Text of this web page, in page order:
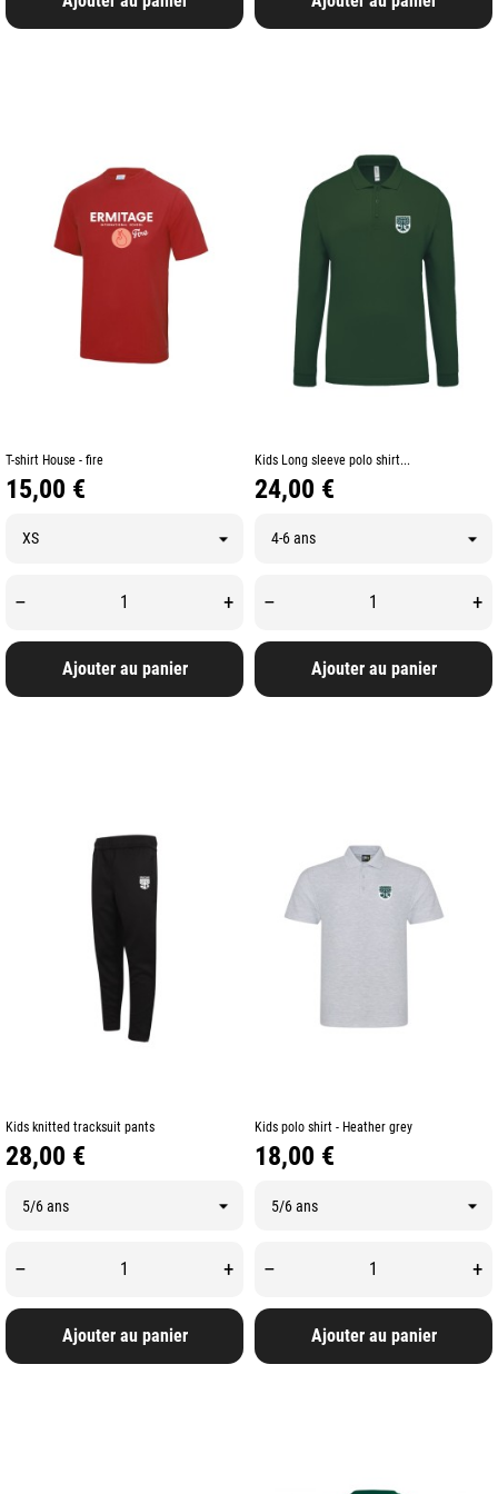
T-shirt House - fire
Prix
15,00 €
– +
Ajouter au panier
Kids Long sleeve polo shirt...
Prix
24,00 €
– +
Ajouter au panier
Kids knitted tracksuit pants
Prix
28,00 €
– +
Ajouter au panier
Kids polo shirt - Heather grey
Prix
18,00 €
– +
Ajouter au panier